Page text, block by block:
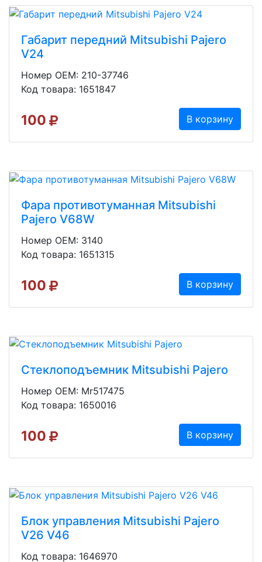
Габарит передний Mitsubishi Pajero
V24
Номер OEM: 210-37746
Код товара: 1651847
100 В корзину
Фара противотуманная Mitsubishi
Pajero V68W
Номер OEM: 3140
Код товара: 1651315
100 В корзину
Стеклоподъемник Mitsubishi Pajero
Номер OEM: Mr517475
Код товара: 1650016
100 В корзину
Блок управления Mitsubishi Pajero
V26 V46
Код товара: 1646970